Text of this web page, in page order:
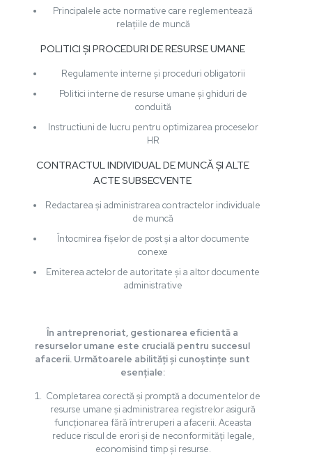
Principalele acte normative care reglementează
relațiile de muncă
POLITICI ȘI PROCEDURI DE RESURSE UMANE
Regulamente interne și proceduri obligatorii
Politici interne de resurse umane și ghiduri de
conduită
Instructiuni de lucru pentru optimizarea proceselor
HR
CONTRACTUL INDIVIDUAL DE MUNCĂ ȘI ALTE
ACTE SUBSECVENTE
Redactarea și administrarea contractelor individuale
de muncă
Întocmirea fișelor de post și a altor documente
conexe
Emiterea actelor de autoritate și a altor documente
administrative
În antreprenoriat, gestionarea eficientă a
resurselor umane este crucială pentru succesul
afacerii. Următoarele abilități și cunoștințe sunt
esențiale:
Completarea corectă și promptă a documentelor de
resurse umane și administrarea registrelor asigură
funcționarea fără întreruperi a afacerii. Aceasta
reduce riscul de erori și de neconformități legale,
economisind timp și resurse.